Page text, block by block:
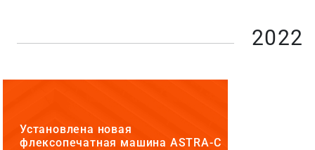
2022
Установлена новая
флексопечатная машина ASTRA-C